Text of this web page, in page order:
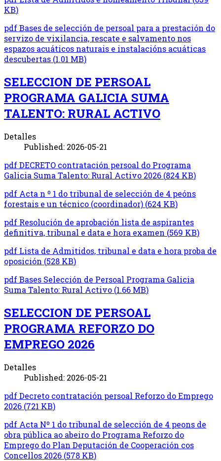
KB)
pdfBases de selección de persoal para a prestación do
servizo de vixilancia, rescate e salvamento nos
espazos acuáticos naturais e instalacións acuáticas
descubertas (1.01 MB)
SELECCION DE PERSOAL
PROGRAMA GALICIA SUMA
TALENTO: RURAL ACTIVO
Detalles
Published: 2026-05-21
pdfDECRETO contratación persoal do Programa
Galicia Suma Talento: Rural Activo 2026 (824 KB)
pdf Acta n º 1 do tribunal de selección de 4 peóns
forestais e un técnico (coordinador) (624 KB)
pdf Resolución de aprobación lista de aspirantes
definitiva, tribunal e data e hora examen (569 KB)
pdf Lista de Admitidos, tribunal e data e hora proba de
oposición (528 KB)
pdfBases Selección de Persoal Programa Galicia
Suma Talento: Rural Activo (1.66 MB)
SELECCION DE PERSOAL
PROGRAMA REFORZO DO
EMPREGO 2026
Detalles
Published: 2026-05-21
pdfDecreto contratación persoal Reforzo do Emprego
2026 (721 KB)
pdf Acta Nº 1 do tribunal de selección de 4 peons de
obra pública ao abeiro do Programa Reforzo do
Emprego do Plan Deputación de Cooperación cos
Concellos 2026 (578 KB)